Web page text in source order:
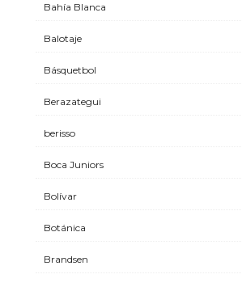
Bahía Blanca
Balotaje
Básquetbol
Berazategui
berisso
Boca Juniors
Bolívar
Botánica
Brandsen